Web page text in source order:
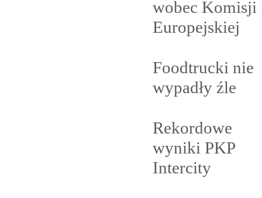
wobec Komisji
Europejskiej
Foodtrucki nie
wypadły źle
Rekordowe
wyniki PKP
Intercity